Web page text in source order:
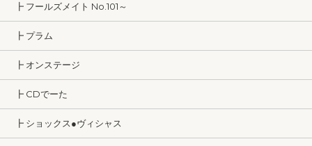
┣ フールズメイト No.101～
┣ プラム
┣ オンステージ
┣ CDでーた
┣ ショックス●ヴィシャス